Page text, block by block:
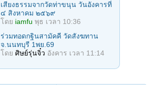
เสียงธรรมจากวัดท่าขนุน วันอังคารที่
๔ สิงหาคม ๒๕๖๙
โดย iamfu พุธ เวลา 10:36
ร่วมทอดกฐินสามัคคี วัดสังฆทาน
จ.นนทบุรี 1พย.69
โดย ศิษย์รุ่นจิ๋ว อังคาร เวลา 11:14